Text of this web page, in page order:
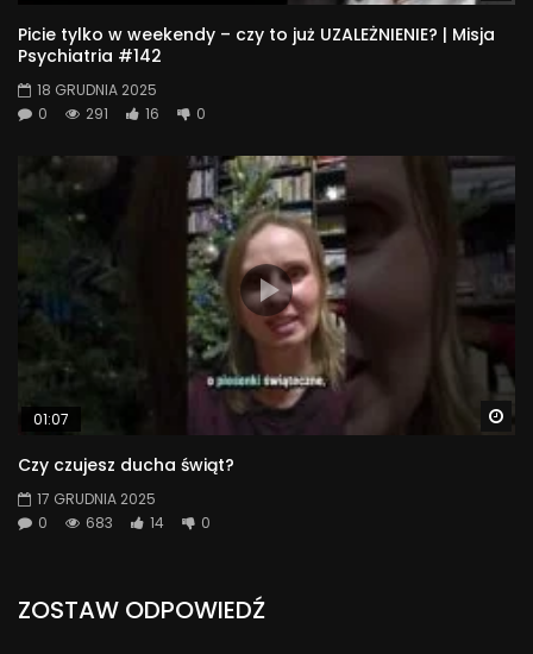
Picie tylko w weekendy – czy to już UZALEŻNIENIE? | Misja
Psychiatria #142
18 GRUDNIA 2025
0
291 16 0
01:07
Czy czujesz ducha świąt?
17 GRUDNIA 2025
0
683 14 0
ZOSTAW ODPOWIEDŹ